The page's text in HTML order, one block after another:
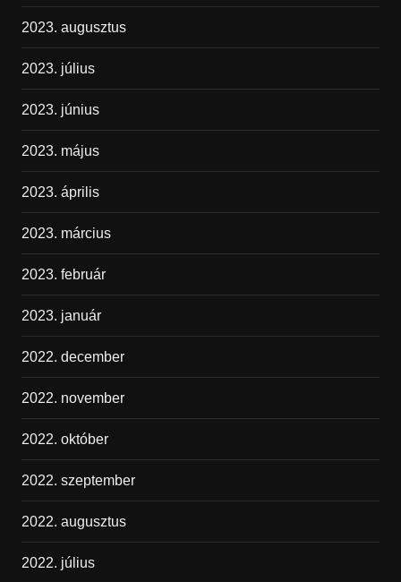
2023. augusztus
2023. július
2023. június
2023. május
2023. április
2023. március
2023. február
2023. január
2022. december
2022. november
2022. október
2022. szeptember
2022. augusztus
2022. július